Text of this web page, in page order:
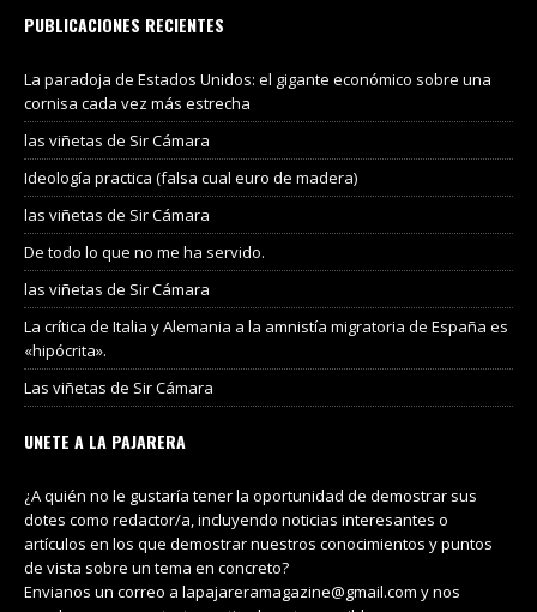
PUBLICACIONES RECIENTES
La paradoja de Estados Unidos: el gigante económico sobre una
cornisa cada vez más estrecha
las viñetas de Sir Cámara
Ideología practica (falsa cual euro de madera)
las viñetas de Sir Cámara
De todo lo que no me ha servido.
las viñetas de Sir Cámara
La crítica de Italia y Alemania a la amnistía migratoria de España es
«hipócrita».
Las viñetas de Sir Cámara
UNETE A LA PAJARERA
¿A quién no le gustaría tener la oportunidad de demostrar sus
dotes como redactor/a, incluyendo noticias interesantes o
artículos en los que demostrar nuestros conocimientos y puntos
de vista sobre un tema en concreto?
Envianos un correo a lapajareramagazine@gmail.com y nos